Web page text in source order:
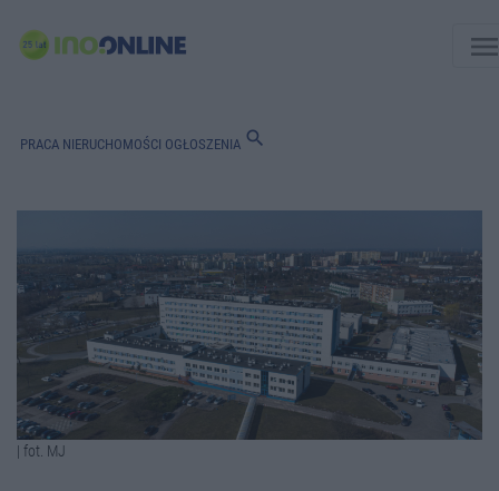
PRACA NIERUCHOMOŚCI OGŁOSZENIA search
| fot. MJ